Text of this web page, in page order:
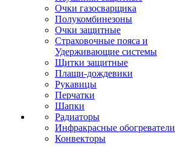
Очки газосварщика
Полукомбинезоны
Очки защитные
Страховочные пояса и
Удерживающие системы
Щитки защитные
Плащи-дождевики
Рукавицы
Перчатки
Шапки
Радиаторы
Инфракрасные обогреватели
Конвекторы